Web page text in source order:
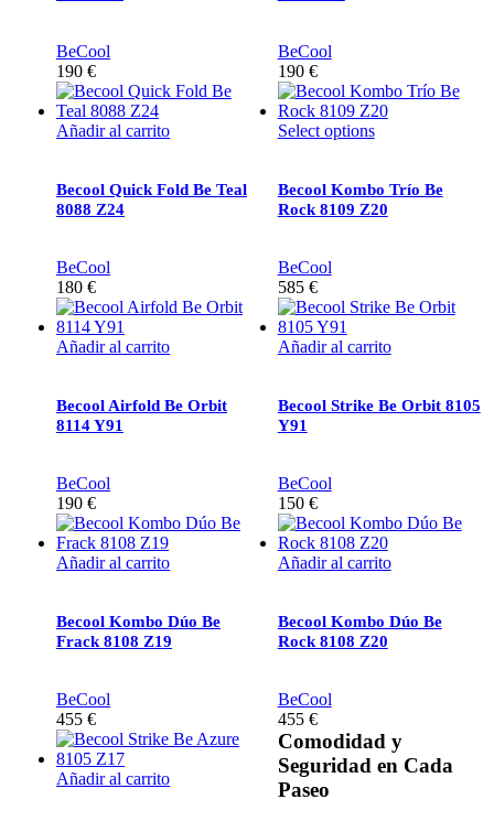
BeCool
190 €
BeCool
190 €
Añadir al carrito
Becool Quick Fold Be Teal
8088 Z24
BeCool
180 €
Select options
Becool Kombo Trío Be
Rock 8109 Z20
BeCool
585 €
Añadir al carrito
Becool Airfold Be Orbit
8114 Y91
BeCool
190 €
Añadir al carrito
Becool Strike Be Orbit 8105
Y91
BeCool
150 €
Añadir al carrito
Becool Kombo Dúo Be
Frack 8108 Z19
BeCool
455 €
Añadir al carrito
Becool Kombo Dúo Be
Rock 8108 Z20
BeCool
455 €
Añadir al carrito
Comodidad y
Seguridad en Cada
Paseo